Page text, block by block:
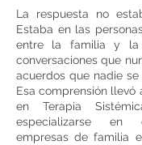
La respuesta no
Estaba en las
entre la familia y la
conversaciones que
acuerdos que nadie se
Esa comprensión llevó
en Terapia
especializarse en
empresas de familia